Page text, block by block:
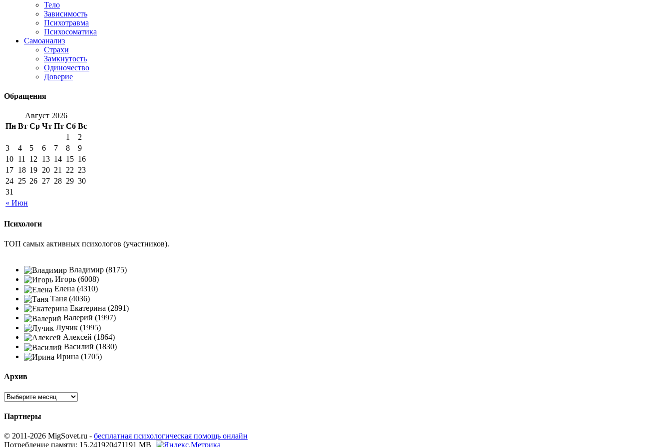
Тело
Зависимость
Психотравма
Психосоматика
Самоанализ
Страхи
Замкнутость
Одиночество
Доверие
Обращения
Август 2026
Пн Вт Ср Чт Пт Сб Вс
« Июн
1
2
3
4 5 6 7 8
9
10 11 12 13 14 15 16
17 18 19 20 21 22 23
24 25 26 27 28 29 30
31
Психологи
ТОП самых активных психологов (участников).
Владимир (8175)
Игорь (6008)
Елена (4310)
Таня (4036)
Екатерина (2891)
Валерий (1997)
Лучик (1995)
Алексей (1864)
Василий (1830)
Ирина (1705)
Архив
Партнеры
© 2011-2026 MigSovet.ru - бесплатная психологическая помощь онлайн
Потребление памяти: 15.241920471191 MB